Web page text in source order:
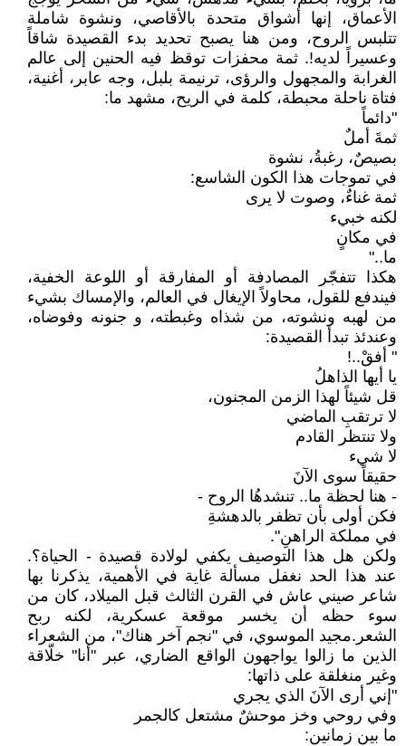
الأعماق، إنها أشواق متحدة بالأقاصي، ونشوة شاملة
تتلبس الروح، ومن هنا يصبح تحديد بدء القصيدة شاقاً
وعسيراً لديه!. ثمة محفزات توقظ فيه الحنين إلى عالم
الغرابة والمجهول والرؤى، ترنيمة بلبل، وجه عابر، أغنية،
فتاة ناحلة محبطة، كلمة في الريح، مشهد ما:
"دائماً
ثمةَ أملٌ
بصيصٌ، رغبةُ، نشوة
في تموجات هذا الكون الشاسع:
ثمة غناءٌ، وصوت لا يرى
لكنه خبيء
في مكانٍ
ما.."
هكذا تتفجّر المصادفة أو المفارقة أو اللوعة الخفية،
فيندفع للقول، محاولاً الإيغال في العالم، والإمساك بشيء
من لهبه ونشوته، من شذاه وغبطته، و جنونه وفوضاه،
وعندئذ تبدأ القصيدة:
" أفقْ..!
يا أيها الذاهلُ
قل شيئاً لهذا الزمن المجنون،
لا ترتقبِ الماضي
ولا تنتظر القادم
لا شيء
حقيقاً سوى الآنَ
- هنا لحظة ما.. تنشدهُا الروح -
فكن أولى بأن تظفر بالدهشةِ
في مملكة الراهنِ".
ولكن هل هذا التوصيف يكفي لولادة قصيدة - الحياة؟.
عند هذا الحد نغفل مسألة غاية في الأهمية، يذكرنا بها
شاعر صيني عاش في القرن الثالث قبل الميلاد، كان من
سوء حظه أن يخسر موقعة عسكرية، لكنه ربح
الشعر.مجيد الموسوي، في "نجم آخر هناك"، من الشعراء
الذين ما زالوا يواجهون الواقع الضاري، عبر "أنا" خلّاقة
وغير منغلقة على ذاتها:
"إني أرى الآنَ الذي يجري
وفي روحي وخز موحشٌ مشتعل كالجمر
ما بين زمانين: